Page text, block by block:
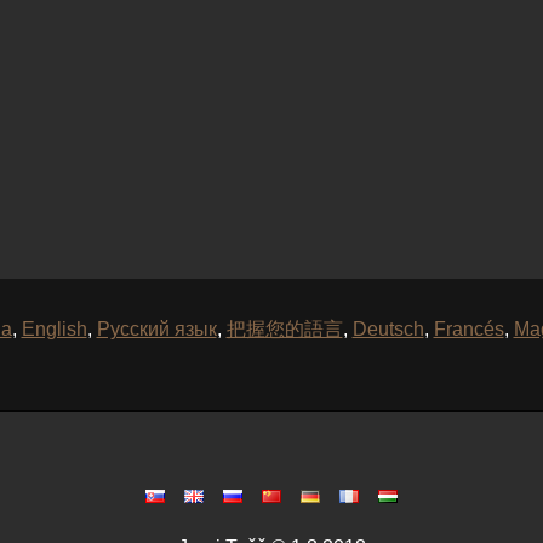
, English, Русский язык, 把握您的語言, Deutsch, Francés,